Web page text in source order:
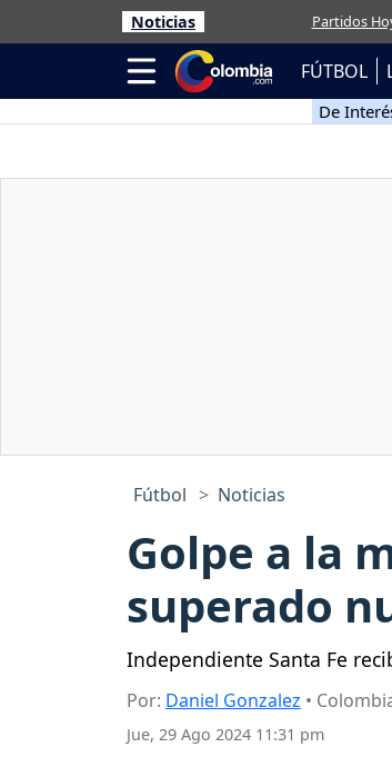
Noticias Partidos
FÚTBOL
De
Fútbol Noticias
Golpe a la
superado
Independiente Santa Fe
Por: Daniel Gonzalez •
Jue, 29 Ago 2024 11:31 pm